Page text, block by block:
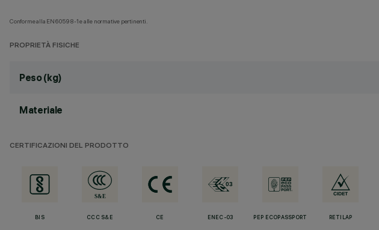
Conforme alla EN60598-1 e alle normative pertinenti.
PROPRIETÀ FISICHE
Peso (kg)
Materiale
CERTIFICAZIONI DEL PRODOTTO
BIS CCC S&E CE ENEC-03 PEP ECOPASSPORT RETILAP